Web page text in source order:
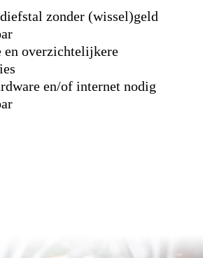
zonder (wissel)geld
en overzichtelijkere
en/of internet nodig